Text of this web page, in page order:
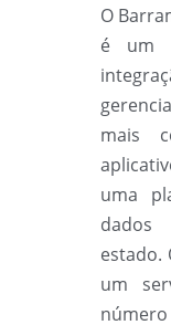
O
é um
mais
uma
dados
estado.
um